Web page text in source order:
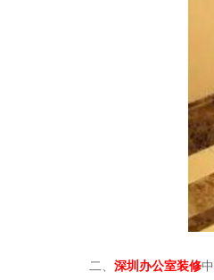
二、 深圳办公室装修